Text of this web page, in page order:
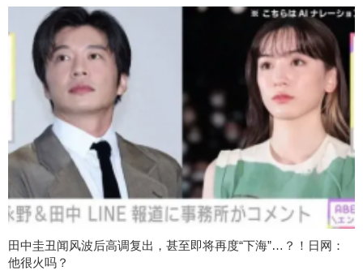
田中圭丑闻风波后高调复出，甚至即将再度“下海”…？！日网：
他很火吗？